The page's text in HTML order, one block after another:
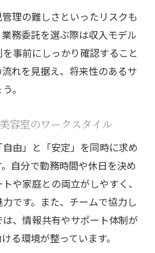
理の難しさといったリスクも
務委託を選ぶ際は収入モデル
事前にしっかり確認すること
れを見据え、将来性のあるサ
。
容室のワークスタイル
由」と「安定」を同時に求め
自分で勤務時間や休日を決め
や家庭との両立がしやすく、
です。また、チームで協力し
、情報共有やサポート体制が
る環境が整っています。